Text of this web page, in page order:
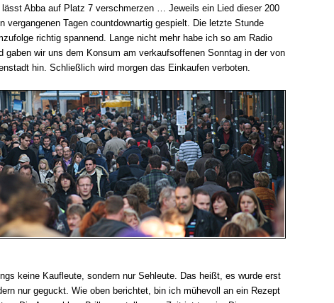
Abba auf Platz 7 verschmerzen … Jeweils ein Lied dieser 200
vergangenen Tagen countdownartig gespielt. Die letzte Stunde
richtig spannend. Lange nicht mehr habe ich so am Radio
gaben wir uns dem Konsum am verkaufsoffenen Sonntag in der von
hin. Schließlich wird morgen das Einkaufen verboten.
keine Kaufleute, sondern nur Sehleute. Das heißt, es wurde erst
nur geguckt. Wie oben berichtet, bin ich mühevoll an ein Rezept